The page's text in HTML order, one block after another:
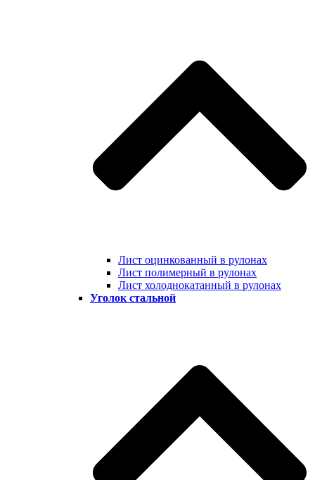
Лист оцинкованный в рулонах
Лист полимерный в рулонах
Лист холоднокатанный в рулонах
Уголок стальной